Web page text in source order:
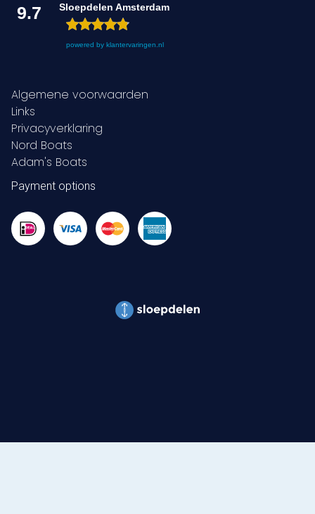
9.7 Sloepdelen Amsterdam
powered by klantervaringen.nl
Algemene voorwaarden
Links
Privacyverklaring
Nord Boats
Adam's Boats
Payment options